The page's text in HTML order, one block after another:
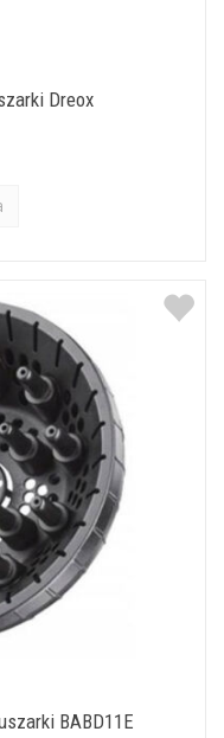
Dreox
BABD11E